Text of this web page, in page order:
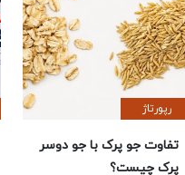
رپورتاژ
تفاوت جو پرک با جو دوسر
پرک چیست؟